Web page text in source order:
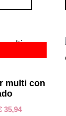
multi con
35,94